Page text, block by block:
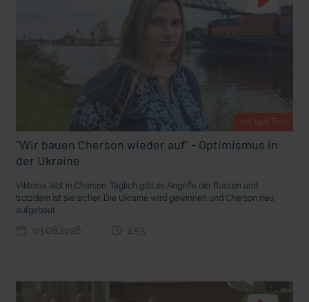
Nachhaltige Geldanlage: Rendite mit gutem Gewissen?
mit epd Text
"Wir bauen Cherson wieder auf" - Optimismus in
der Ukraine
Viktoriia lebt in Cherson. Täglich gibt es Angriffe der Russen und
trotzdem ist sie sicher: Die Ukraine wird gewinnen und Cherson neu
aufgebaut.
03.08.2026 2:53